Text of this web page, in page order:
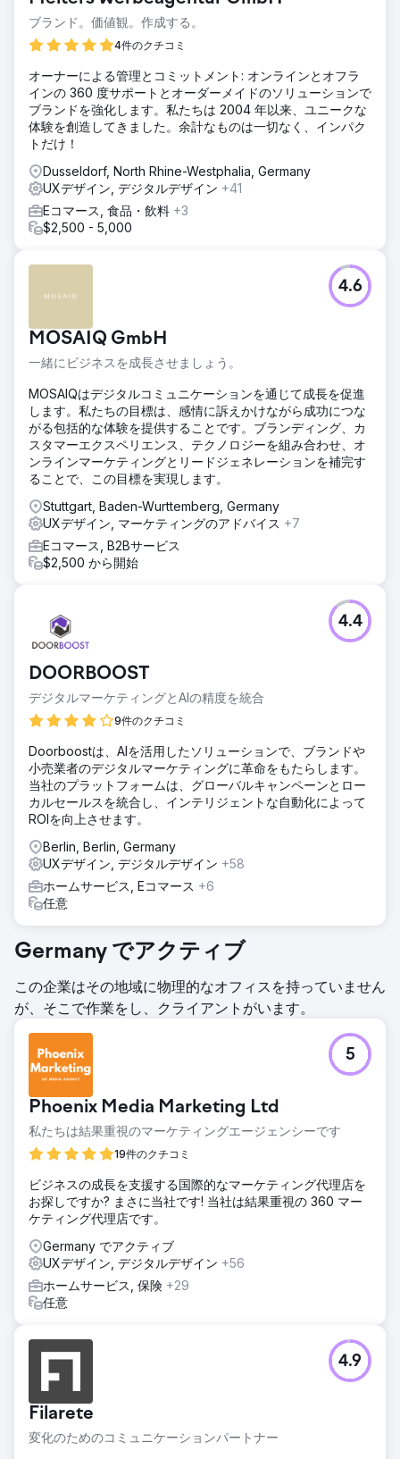
ブランド。価値観。作成する。
4件のクチコミ
オーナーによる管理とコミットメント: オンラインとオフラ
インの 360 度サポートとオーダーメイドのソリューションで
ブランドを強化します。私たちは 2004 年以来、ユニークな
体験を創造してきました。余計なものは一切なく、インパク
トだけ！
Dusseldorf, North Rhine-Westphalia, Germany
UXデザイン, デジタルデザイン +41
Eコマース, 食品・飲料 +3
$2,500 - 5,000
MOSAIQ GmbH
一緒にビジネスを成長させましょう。
4.6
MOSAIQはデジタルコミュニケーションを通じて成長を促進
します。私たちの目標は、感情に訴えかけながら成功につな
がる包括的な体験を提供することです。ブランディング、カ
スタマーエクスペリエンス、テクノロジーを組み合わせ、オ
ンラインマーケティングとリードジェネレーションを補完す
ることで、この目標を実現します。
Stuttgart, Baden-Wurttemberg, Germany
UXデザイン, マーケティングのアドバイス +7
Eコマース, B2Bサービス
$2,500 から開始
DOORBOOST
デジタルマーケティングとAIの精度を統合
9件のクチコミ
4.4
Doorboostは、AIを活用したソリューションで、ブランドや
小売業者のデジタルマーケティングに革命をもたらします。
当社のプラットフォームは、グローバルキャンペーンとロー
カルセールスを統合し、インテリジェントな自動化によって
ROIを向上させます。
Berlin, Berlin, Germany
UXデザイン, デジタルデザイン +58
ホームサービス, Eコマース +6
任意
Germany でアクティブ
この企業はその地域に物理的なオフィスを持っていません
が、そこで作業をし、クライアントがいます。
Phoenix Media Marketing Ltd
私たちは結果重視のマーケティングエージェンシーです
19件のクチコミ
5
ビジネスの成長を支援する国際的なマーケティング代理店を
お探しですか? まさに当社です! 当社は結果重視の 360 マー
ケティング代理店です。
Germany でアクティブ
UXデザイン, デジタルデザイン +56
ホームサービス, 保険 +29
任意
Filarete
変化のためのコミュニケーションパートナー
4.9